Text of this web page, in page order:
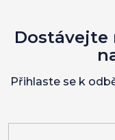
Dostávejte
Přihlaste se k